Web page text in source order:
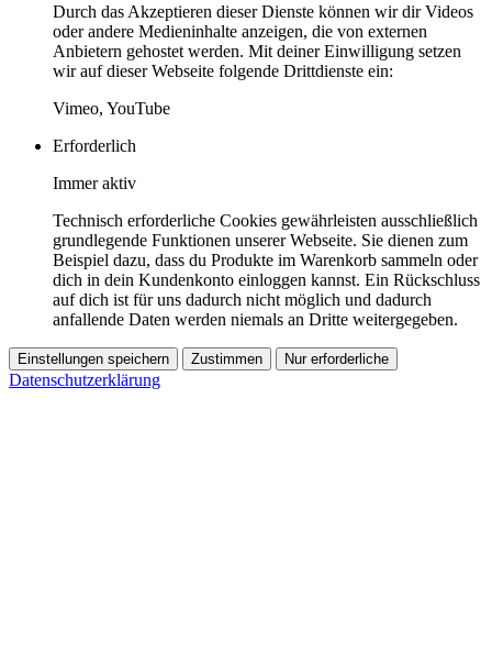
Durch das Akzeptieren dieser Dienste können wir dir Videos
oder andere Medieninhalte anzeigen, die von externen
Anbietern gehostet werden. Mit deiner Einwilligung setzen
wir auf dieser Webseite folgende Drittdienste ein:
Vimeo, YouTube
Erforderlich
Immer aktiv
Technisch erforderliche Cookies gewährleisten ausschließlich
grundlegende Funktionen unserer Webseite. Sie dienen zum
Beispiel dazu, dass du Produkte im Warenkorb sammeln oder
dich in dein Kundenkonto einloggen kannst. Ein Rückschluss
auf dich ist für uns dadurch nicht möglich und dadurch
anfallende Daten werden niemals an Dritte weitergegeben.
Einstellungen speichern Zustimmen Nur erforderliche
Datenschutzerklärung